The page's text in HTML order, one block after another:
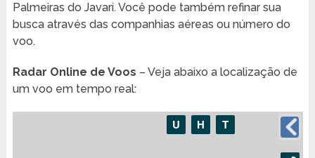
Palmeiras do Javari. Você pode também refinar sua
busca através das companhias aéreas ou número do
voo.
Radar Online de Voos – Veja abaixo a localização de
um voo em tempo real: